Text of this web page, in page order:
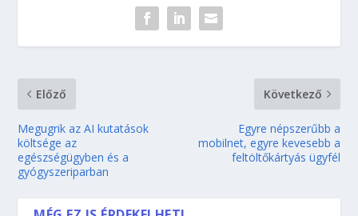
Előző
Megugrik az AI kutatások
költsége az
egészségügyben és a
gyógyszeriparban
Következő
Egyre népszerűbb a
mobilnet, egyre kevesebb a
feltöltőkártyás ügyfél